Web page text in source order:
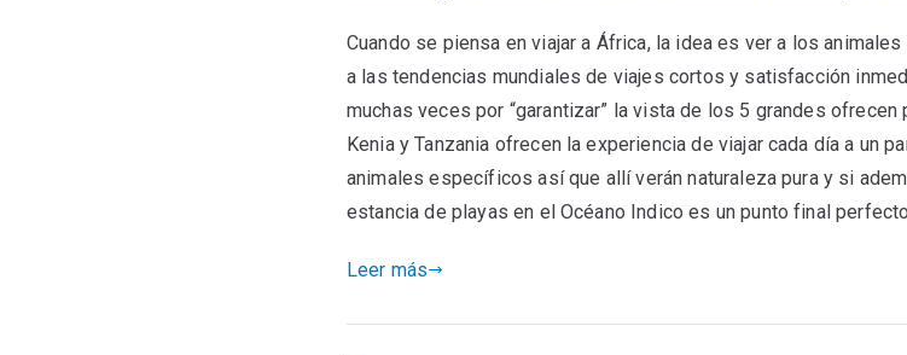
Cuando se piensa en viajar a África, la idea es ver a los
a las tendencias mundiales de viajes cortos y satisfacción
muchas veces por “garantizar” la vista de los 5 grandes ofrecen
Kenia y Tanzania ofrecen la experiencia de viajar cada día a un
animales específicos así que allí verán naturaleza pura y si
estancia de playas en el Océano Indico es un punto final
Leer más